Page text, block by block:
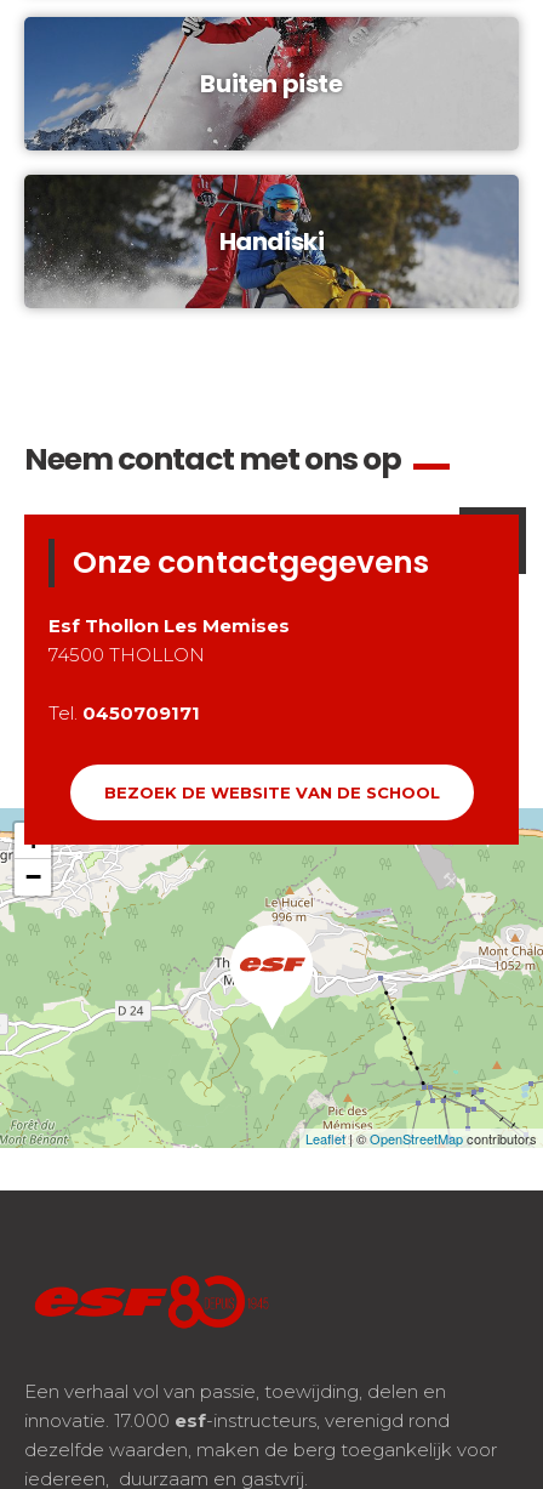
Buiten piste
Handiski
+
−
Leaflet| ©OpenStreetMapcontributors
Onze contactgegevens
Esf Thollon Les Memises
74500 THOLLON
Tel. 0450709171
BEZOEK DE WEBSITE VAN DE SCHOOL
Neem contact met ons op
Een verhaal vol van passie, toewijding, delen en
innovatie. 17.000 esf-instructeurs, verenigd rond
dezelfde waarden, maken de berg toegankelijk voor
iedereen, duurzaam en gastvrij.